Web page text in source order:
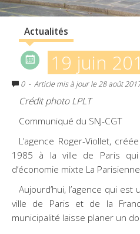
Actualités
19 juin
0 - Article mis à jour le 28 août
Crédit photo LPLT
Communiqué du SNJ-CGT
L’agence Roger-Viollet,
1985 à la ville de Paris
d’économie mixte La
Aujourd’hui, l’agence qui
ville de Paris et de la
municipalité laisse planer un